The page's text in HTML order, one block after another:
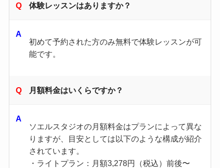
体験レッスンはありますか？
初めて予約された方のみ無料で体験レッスンが可
能です。
月額料金はいくらですか？
ソエルスタジオの月額料金はプランによって異な
りますが、目安としては以下のような構成が紹介
されています。
・ライトプラン：月額3,278円（税込）前後〜